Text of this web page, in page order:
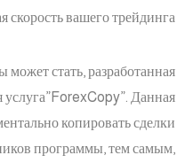
скорость вашего трейдинга.
стать, разработанная
Данная
копировать сделки
программы, тем самым,